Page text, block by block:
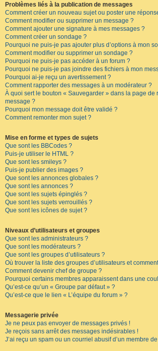
Problèmes liés à la publication de messages
Comment créer un nouveau sujet ou poster une
Comment modifier ou supprimer un message ?
Comment ajouter une signature à mes messages ?
Comment créer un sondage ?
Pourquoi ne puis-je pas ajouter plus d’options à mon
Comment modifier ou supprimer un sondage ?
Pourquoi ne puis-je pas accéder à un forum ?
Pourquoi ne puis-je pas joindre des fichiers à mon
Pourquoi ai-je reçu un avertissement ?
Comment rapporter des messages à un modérateur ?
À quoi sert le bouton « Sauvegarder » dans la page de
message ?
Pourquoi mon message doit être validé ?
Comment remonter mon sujet ?
Mise en forme et types de sujets
Que sont les BBCodes ?
Puis-je utiliser le HTML ?
Que sont les smileys ?
Puis-je publier des images ?
Que sont les annonces globales ?
Que sont les annonces ?
Que sont les sujets épinglés ?
Que sont les sujets verrouillés ?
Que sont les icônes de sujet ?
Niveaux d’utilisateurs et groupes
Que sont les administrateurs ?
Que sont les modérateurs ?
Que sont les groupes d’utilisateurs ?
Où trouver la liste des groupes d’utilisateurs et
Comment devenir chef de groupe ?
Pourquoi certains membres apparaissent dans une
Qu’est-ce qu’un « Groupe par défaut » ?
Qu’est-ce que le lien « L’équipe du forum » ?
Messagerie privée
Je ne peux pas envoyer de messages privés !
Je reçois sans arrêt des messages indésirables !
J’ai reçu un spam ou un courriel abusif d’un membre